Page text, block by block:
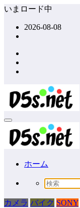
コ
ッ
プ
いまロード中
2026-08-08
ホーム
カメラ バイク SONY